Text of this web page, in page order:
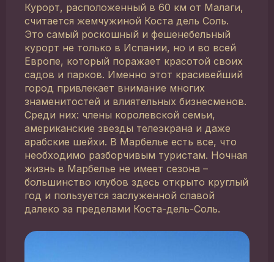
Курорт, расположенный в 60 км от Малаги,
считается жемчужиной Коста дель Соль.
Это самый роскошный и фешенебельный
курорт не только в Испании, но и во всей
Европе, который поражает красотой своих
садов и парков. Именно этот красивейший
город привлекает внимание многих
знаменитостей и влиятельных бизнесменов.
Среди них: члены королевской семьи,
американские звезды телеэкрана и даже
арабские шейхи. В Марбелье есть все, что
необходимо разборчивым туристам. Ночная
жизнь в Марбелье не имеет сезона –
большинство клубов здесь открыто круглый
год и пользуется заслуженной славой
далеко за пределами Коста-дель-Соль.